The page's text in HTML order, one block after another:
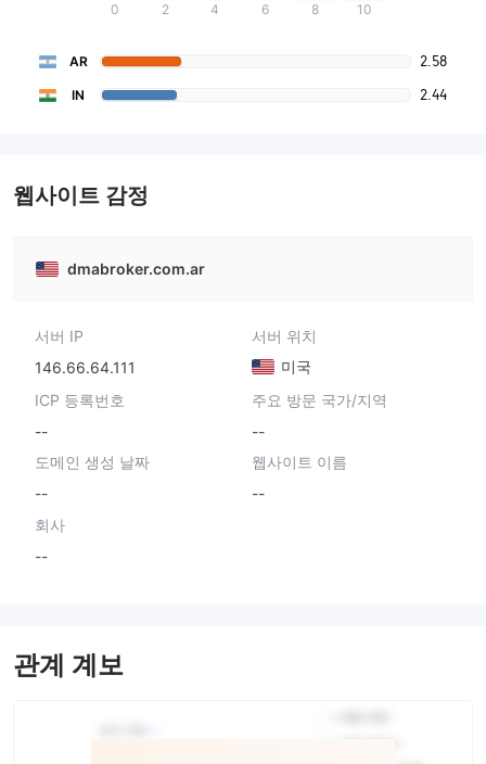
0 2 4 6 8 10
AR 2.58
IN 2.44
웹사이트 감정
dmabroker.com.ar
서버 IP
146.66.64.111
서버 위치
미국
ICP 등록번호
--
주요 방문 국가/지역
--
도메인 생성 날짜
--
웹사이트 이름
--
회사
--
관계 계보